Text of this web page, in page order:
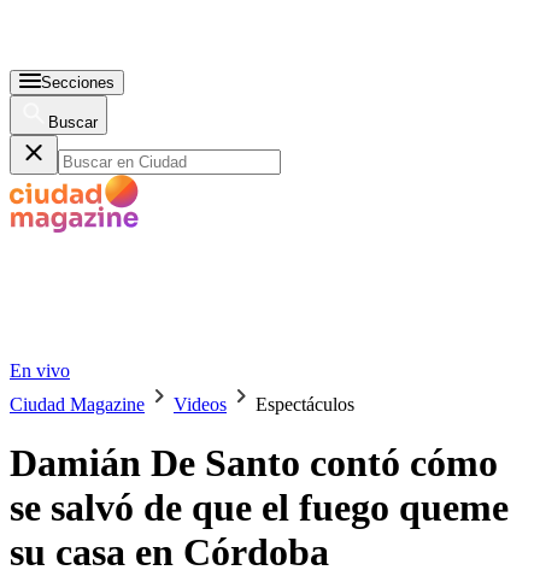
Secciones
Buscar
En vivo
Ciudad Magazine
Videos Espectáculos
Damián De Santo contó cómo
se salvó de que el fuego queme
su casa en Córdoba